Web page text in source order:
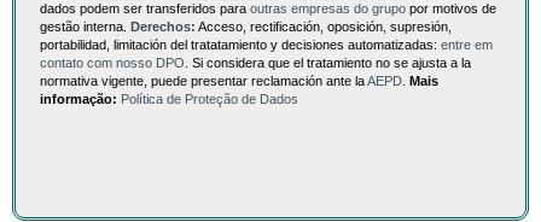
dados podem ser transferidos para outras empresas do grupo por motivos de
gestão interna.
Derechos: Acceso, rectificación, oposición, supresión,
portabilidad, limitación del tratatamiento y decisiones automatizadas: entre em
contato com nosso DPO . Si considera que el tratamiento no se ajusta a la
normativa vigente, puede presentar reclamación ante laAEPD
Mais
informação: Política de Proteção de Dados